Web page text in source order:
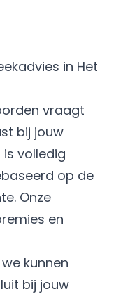
in Het
vraagt
bij jouw
volledig
op de
Onze
en
kunnen
bij jouw